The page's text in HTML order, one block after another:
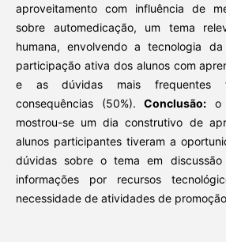
aproveitamento com influência de
sobre automedicação, um tema
humana, envolvendo a tecnologia
participação ativa dos alunos com
e as dúvidas mais frequentes
consequências (50%).Conclusão: o
mostrou-se um dia construtivo de
alunos participantes tiveram a
dúvidas sobre o tema em
informações por recursos
necessidade de atividades de